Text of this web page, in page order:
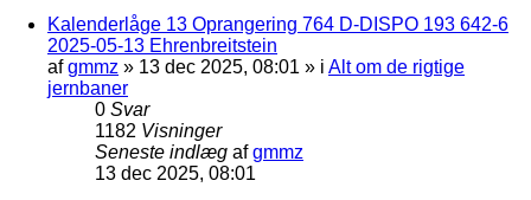
Kalenderlåge 13 Oprangering 764 D-DISPO 193 642-6
2025-05-13 Ehrenbreitstein
afgmmz » 13 dec 2025, 08:01 » i Alt om de rigtige
jernbaner
0 Svar
1182 Visninger
Seneste indlæg afgmmz
13 dec 2025, 08:01